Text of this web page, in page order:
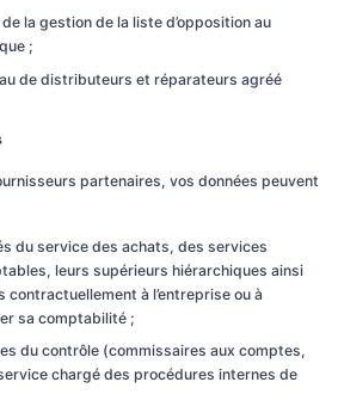
la gestion de la liste d’opposition au
;
de distributeurs et réparateurs agréé
partenaires, vos données peuvent
du service des achats, des services
leurs supérieurs hiérarchiques ainsi
contractuellement à l’entreprise ou à
sa comptabilité ;
du contrôle (commissaires aux comptes,
chargé des procédures internes de